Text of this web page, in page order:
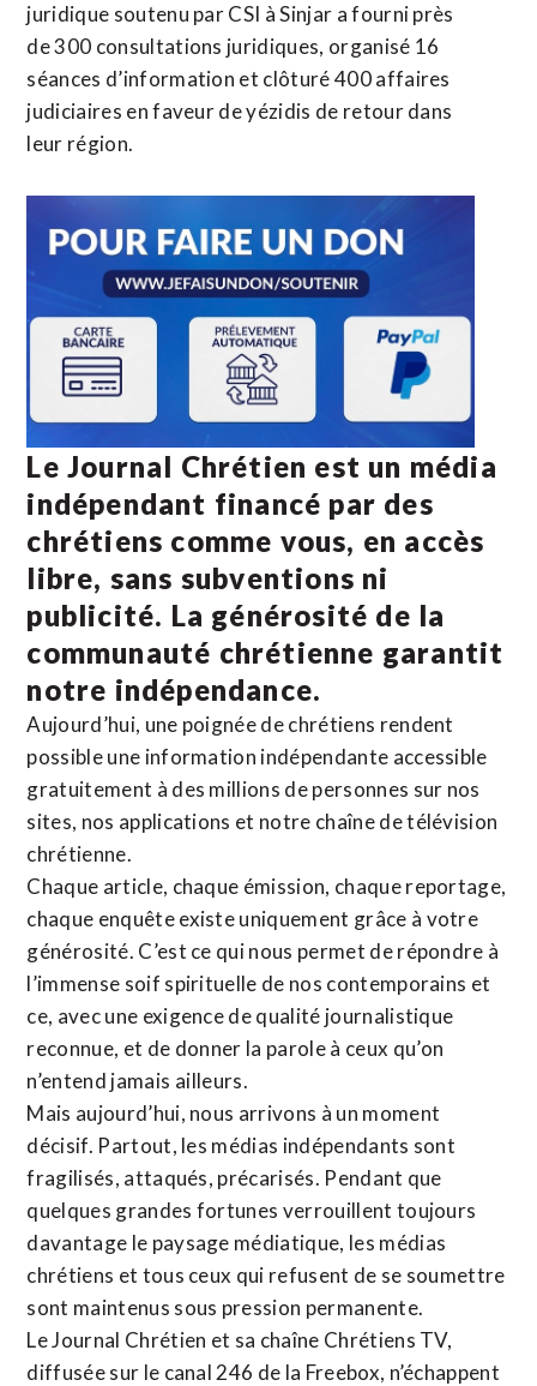
juridique soutenu par CSI à Sinjar a fourni près
de 300 consultations juridiques, organisé 16
séances d’information et clôturé 400 affaires
judiciaires en faveur de yézidis de retour dans
leur région.
Le Journal Chrétien est un média
indépendant financé par des
chrétiens comme vous, en accès
libre, sans subventions ni
publicité. La générosité de la
communauté chrétienne garantit
notre indépendance.
Aujourd’hui, une poignée de chrétiens rendent
possible une information indépendante accessible
gratuitement à des millions de personnes sur nos
sites, nos applications et notre chaîne de télévision
chrétienne.
Chaque article, chaque émission, chaque reportage,
chaque enquête existe uniquement grâce à votre
générosité. C’est ce qui nous permet de répondre à
l’immense soif spirituelle de nos contemporains et
ce, avec une exigence de qualité journalistique
reconnue, et de donner la parole à ceux qu’on
n’entend jamais ailleurs.
Mais aujourd’hui, nous arrivons à un moment
décisif. Partout, les médias indépendants sont
fragilisés, attaqués, précarisés. Pendant que
quelques grandes fortunes verrouillent toujours
davantage le paysage médiatique, les médias
chrétiens et tous ceux qui refusent de se soumettre
sont maintenus sous pression permanente.
Le Journal Chrétien et sa chaîne Chrétiens TV,
diffusée sur le canal 246 de la Freebox, n’échappent